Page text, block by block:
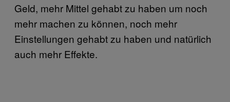
Geld, mehr Mittel gehabt zu haben um noch
mehr machen zu können, noch mehr
Einstellungen gehabt zu haben und natürlich
auch mehr Effekte.